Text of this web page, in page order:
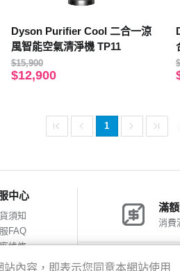
Dyson Purifier Cool 二合一涼
風智能空氣清淨機 TP11
$15,900
$12,900
1
中心
須知
FAQ
維修
裝減量
滿
消費
神腦
內容，即表示您同意本網站使用